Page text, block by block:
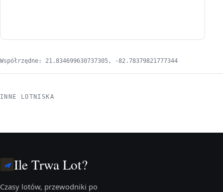
Współrzędne: 21.834699630737305, -82.78379821777344
INNE LOTNISKA
Ile Trwa Lot?
Czasy lotów, przewodniki po